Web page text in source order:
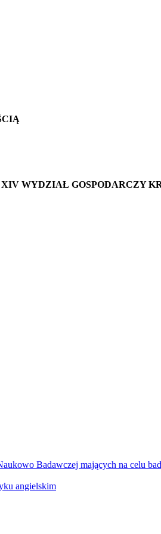
XIV WYDZIAŁ GOSPODARCZY
Badawczej mających na celu
angielskim